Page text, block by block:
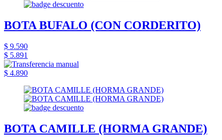
BOTA BUFALO (CON CORDERITO)
$ 9.590
$ 5.891
$ 4.890
BOTA CAMILLE (HORMA GRANDE)